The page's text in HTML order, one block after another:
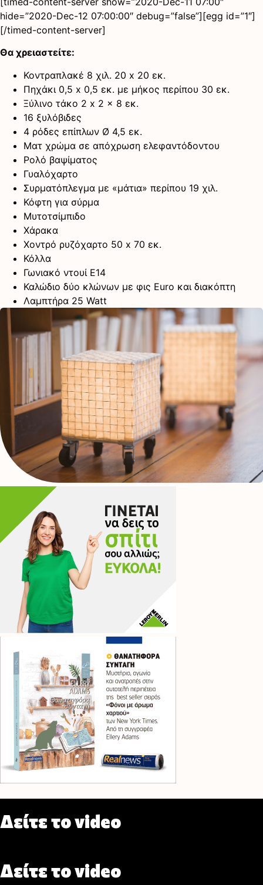
hide=”2020-Dec-12 07:00:00″ debug=”false”][egg id=”1″]
[/timed-content-server]
Θα χρειαστείτε:
Κοντραπλακέ 8 χιλ. 20 x 20 εκ.
Πηχάκι 0,5 x 0,5 εκ. με μήκος περίπου 30 εκ.
Ξύλινο τάκο 2 x 2 x 8 εκ.
16 ξυλόβιδες
4 ρόδες επίπλων Ø 4,5 εκ.
Ματ χρώμα σε απόχρωση ελεφαντόδοντου
Ρολό βαψίματος
Γυαλόχαρτο
Συρματόπλεγμα με «μάτια» περίπου 19 χιλ.
Κόφτη για σύρμα
Μυτοτσίμπιδο
Χάρακα
Χοντρό ρυζόχαρτο 50 x 70 εκ.
Κόλλα
Γωνιακό ντουί Ε14
Καλώδιο δύο κλώνων με φις Euro και διακόπτη
Λαμπτήρα 25 Watt
Δείτε το video
Δείτε το video